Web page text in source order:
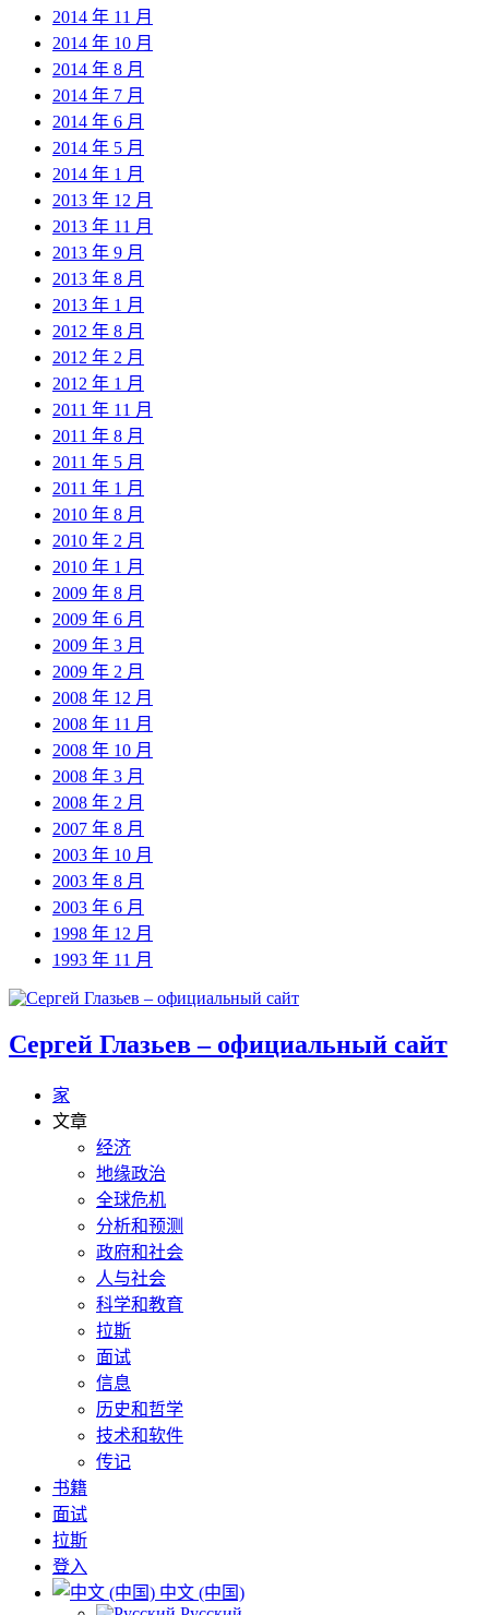
2014 年 11 月
2014 年 10 月
2014 年 8 月
2014 年 7 月
2014 年 6 月
2014 年 5 月
2014 年 1 月
2013 年 12 月
2013 年 11 月
2013 年 9 月
2013 年 8 月
2013 年 1 月
2012 年 8 月
2012 年 2 月
2012 年 1 月
2011 年 11 月
2011 年 8 月
2011 年 5 月
2011 年 1 月
2010 年 8 月
2010 年 2 月
2010 年 1 月
2009 年 8 月
2009 年 6 月
2009 年 3 月
2009 年 2 月
2008 年 12 月
2008 年 11 月
2008 年 10 月
2008 年 3 月
2008 年 2 月
2007 年 8 月
2003 年 10 月
2003 年 8 月
2003 年 6 月
1998 年 12 月
1993 年 11 月
Сергей Глазьев – официальный сайт
家
文章
经济
地缘政治
全球危机
分析和预测
政府和社会
人与社会
科学和教育
拉斯
面试
信息
历史和哲学
技术和软件
传记
书籍
面试
拉斯
登入
中文 (中国)